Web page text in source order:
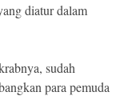
diatur dalam
sudah
para pemuda